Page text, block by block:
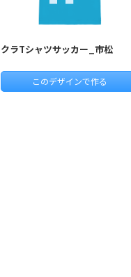
クラTシャツサッカー_市松
このデザインで作る